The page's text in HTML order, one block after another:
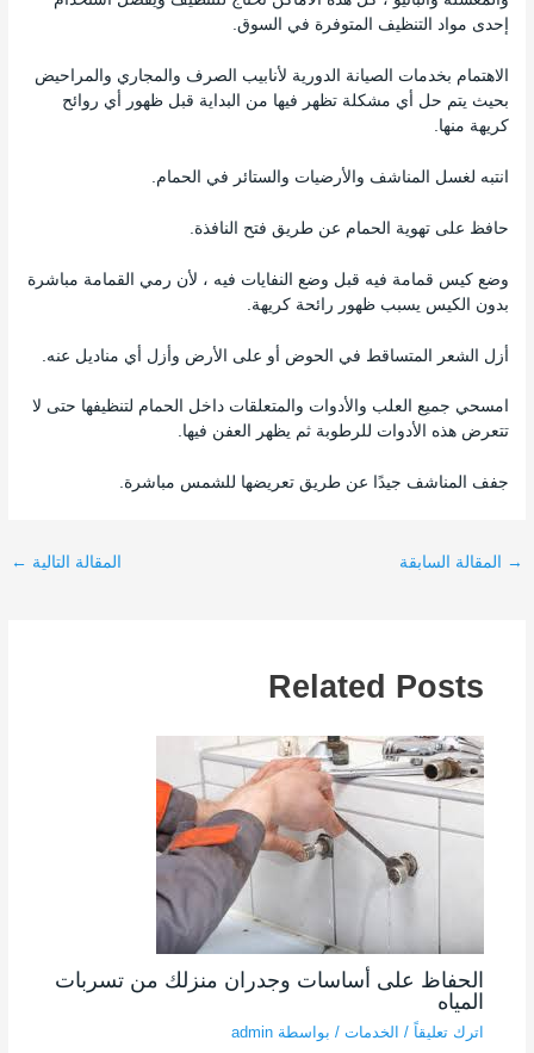
إحدى مواد التنظيف المتوفرة في السوق.
الاهتمام بخدمات الصيانة الدورية لأنابيب الصرف والمجاري والمراحيض
بحيث يتم حل أي مشكلة تظهر فيها من البداية قبل ظهور أي روائح
كريهة منها.
انتبه لغسل المناشف والأرضيات والستائر في الحمام.
حافظ على تهوية الحمام عن طريق فتح النافذة.
وضع كيس قمامة فيه قبل وضع النفايات فيه ، لأن رمي القمامة مباشرة
بدون الكيس يسبب ظهور رائحة كريهة.
أزل الشعر المتساقط في الحوض أو على الأرض وأزل أي مناديل عنه.
امسحي جميع العلب والأدوات والمتعلقات داخل الحمام لتنظيفها حتى لا
تتعرض هذه الأدوات للرطوبة ثم يظهر العفن فيها.
جفف المناشف جيدًا عن طريق تعريضها للشمس مباشرة.
→ المقالة السابقة المقالة التالية ←
Related Posts
الحفاظ على أساسات وجدران منزلك من تسربات
المياه
اترك تعليقاً / الخدمات/ بواسطة admin